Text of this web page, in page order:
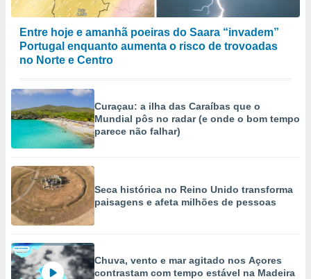
Entre hoje e amanhã poeiras do Saara “invadem”
Portugal enquanto aumenta o risco de trovoadas
no Norte e Centro
Curaçau: a ilha das Caraíbas que o
Mundial pôs no radar (e onde o bom tempo
parece não falhar)
Seca histórica no Reino Unido transforma
paisagens e afeta milhões de pessoas
Chuva, vento e mar agitado nos Açores
contrastam com tempo estável na Madeira